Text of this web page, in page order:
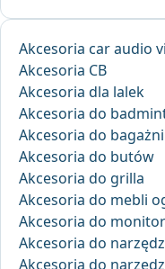
Akcesoria car audio
Akcesoria CB
Akcesoria dla lalek
Akcesoria do
Akcesoria do
Akcesoria do butów
Akcesoria do grilla
Akcesoria do mebli
Akcesoria do
Akcesoria do
Akcesoria do